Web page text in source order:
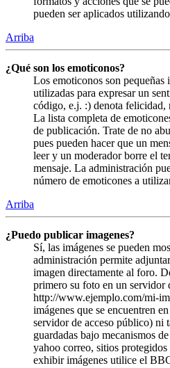
pueden ser aplicados
Arriba
¿Qué son los emoticonos?
Los emoticonos son pequeñas
utilizadas para expresar un
código, e.j. :) denota felicidad,
La lista completa de
de publicación. Trate de no
pues pueden hacer que un
leer y un moderador borre el
mensaje. La administración
número de emoticones a
Arriba
¿Puedo publicar imagenes?
Sí, las imágenes se pueden
administración permite
imagen directamente al foro.
primero su foto en un servidor
http://www.ejemplo.com/mi-
imágenes que se encuentren
servidor de acceso público) ni
guardadas bajo mecanismos
yahoo correo, sitios protegidos
exhibir imágenes utilice el